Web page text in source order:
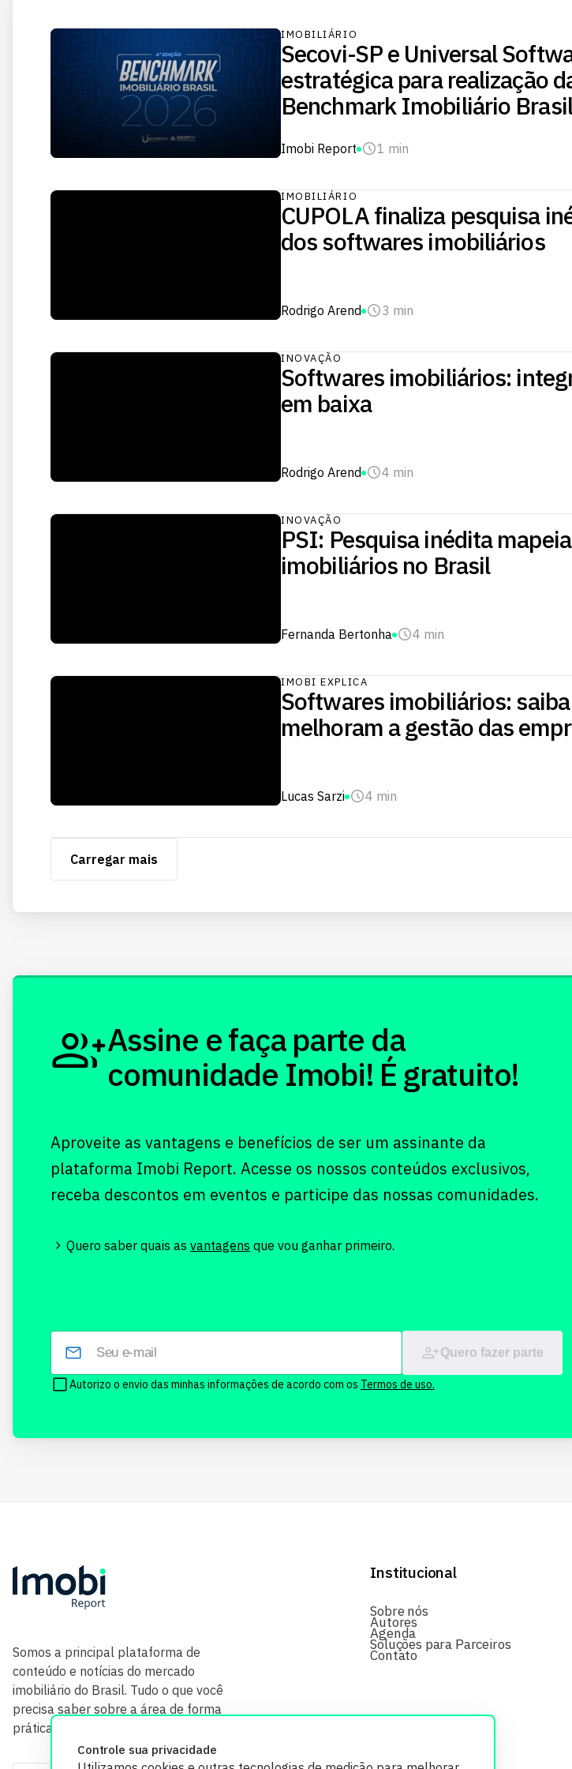
IMOBILIÁRIO
Secovi-SP e Universal
estratégica para realização
Benchmark Imobiliário Brasil
Imobi Report 1 min
IMOBILIÁRIO
CUPOLA finaliza pesquisa
dos softwares imobiliários
Rodrigo Arend 3 min
INOVAÇÃO
Softwares imobiliários:
em baixa
Rodrigo Arend 4 min
INOVAÇÃO
PSI: Pesquisa inédita
imobiliários no Brasil
Fernanda Bertonha 4 min
IMOBI EXPLICA
Softwares imobiliários:
melhoram a gestão das
Lucas Sarzi 4 min
Carregar mais
Controle sua privacidade
Assine e faça parte da
comunidade Imobi! É gratuito!
Aproveite as vantagens e benefícios de ser um assinante da
plataforma Imobi Report. Acesse os nossos conteúdos exclusivos,
receba descontos em eventos e participe das nossas comunidades.
Quero saber quais as vantagens que vou ganhar primeiro.
Quero fazer parte
Autorizo o envio das minhas informações de acordo com os Termos de uso.
Somos a principal plataforma de
conteúdo e notícias do mercado
imobiliário do Brasil. Tudo o que você
precisa saber sobre a área de forma
prática e com credibilidade.
Institucional
Sobre nós
Autores
Agenda
Soluções para Parceiros
Contato